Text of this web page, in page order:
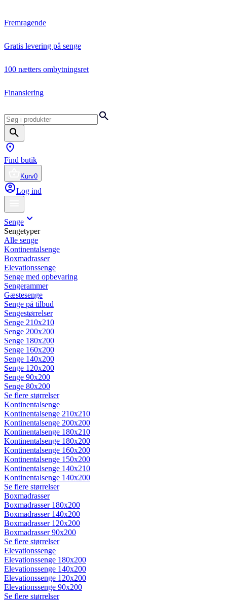
Fremragende
Gratis levering på senge
100 nætters ombytningsret
Finansiering
Find butik
Kurv0
Log ind
Senge
Sengetyper
Alle senge
Kontinentalsenge
Boxmadrasser
Elevationssenge
Senge med opbevaring
Sengerammer
Gæstesenge
Senge på tilbud
Sengestørrelser
Senge 210x210
Senge 200x200
Senge 180x200
Senge 160x200
Senge 140x200
Senge 120x200
Senge 90x200
Senge 80x200
Se flere størrelser
Kontinentalsenge
Kontinentalsenge 210x210
Kontinentalsenge 200x200
Kontinentalsenge 180x210
Kontinentalsenge 180x200
Kontinentalsenge 160x200
Kontinentalsenge 150x200
Kontinentalsenge 140x210
Kontinentalsenge 140x200
Se flere størrelser
Boxmadrasser
Boxmadrasser 180x200
Boxmadrasser 140x200
Boxmadrasser 120x200
Boxmadrasser 90x200
Se flere størrelser
Elevationssenge
Elevationssenge 180x200
Elevationssenge 140x200
Elevationssenge 120x200
Elevationssenge 90x200
Se flere størrelser